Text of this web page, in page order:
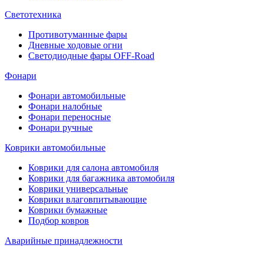
Светотехника
Противотуманные фары
Дневные ходовые огни
Светодиодные фары OFF-Road
Фонари
Фонари автомобильные
Фонари налобные
Фонари переносные
Фонари ручные
Коврики автомобильные
Коврики для салона автомобиля
Коврики для багажника автомобиля
Коврики универсальные
Коврики влаговпитывающие
Коврики бумажные
Подбор ковров
Аварийные принадлежности